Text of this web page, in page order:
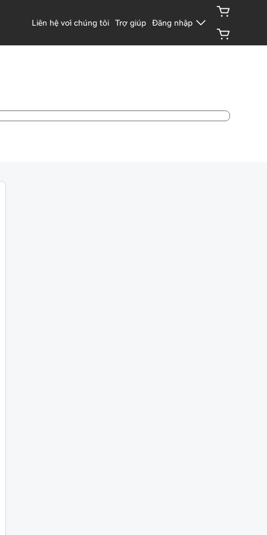
Liên hệ với chúng tôi Trợ giúp Đăng nhập